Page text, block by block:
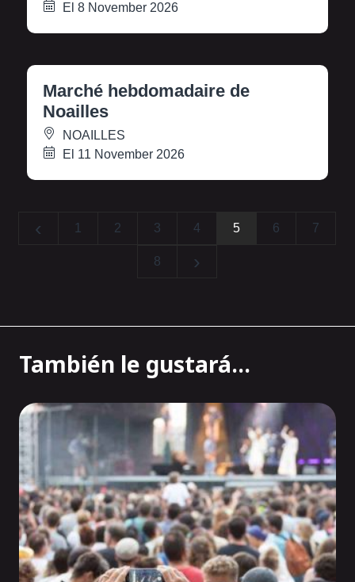
El 8 November 2026
Marché hebdomadaire de
Noailles
NOAILLES
El 11 November 2026
‹ 1 2 3 4 5 6 7
8 ›
También le gustará...